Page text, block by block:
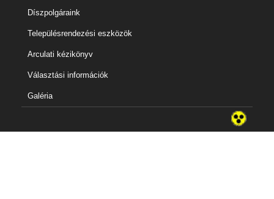
Díszpolgáraink
Településrendezési eszközök
Arculati kézikönyv
Választási információk
Galéria